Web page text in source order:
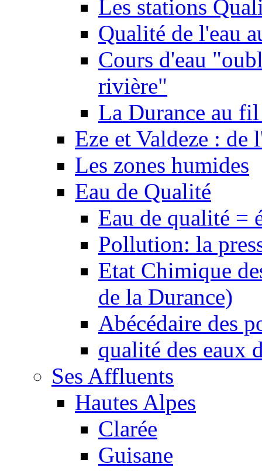
Les stations
Qualité de l'eau
Cours d'eau
rivière"
La Durance au
Eze et Valdeze : de
Les zones humides
Eau de Qualité
Eau de qualité =
Pollution: la
Etat Chimique
de la Durance)
Abécédaire des
qualité des eaux
Ses Affluents
Hautes Alpes
Clarée
Guisane